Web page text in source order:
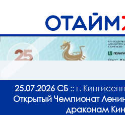
25.07.2026 СБ :: г.
Открытый Чемпионат
драконам